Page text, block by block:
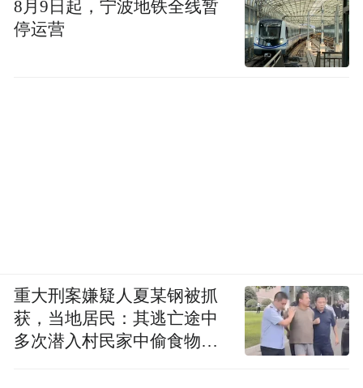
8月9日起，宁波地铁全线暂
停运营
重大刑案嫌疑人夏某钢被抓
获，当地居民：其逃亡途中
多次潜入村民家中偷食物被